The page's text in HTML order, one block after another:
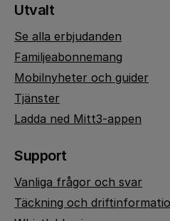
Utvalt
Se alla erbjudanden
Familjeabonnemang
Mobilnyheter och guider
Tjänster
Ladda ned Mitt3-appen
Support
Vanliga frågor och svar
Täckning och